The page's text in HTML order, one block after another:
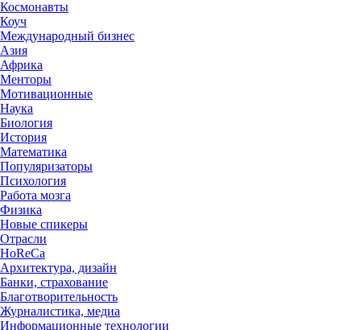
Космонавты
Коуч
Международный бизнес
Азия
Африка
Менторы
Мотивационные
Наука
Биология
История
Математика
Популяризаторы
Психология
Работа мозга
Физика
Новые спикеры
Отрасли
HoReCa
Архитектура, дизайн
Банки, страхование
Благотворительность
Журналистика, медиа
Информационные технологии